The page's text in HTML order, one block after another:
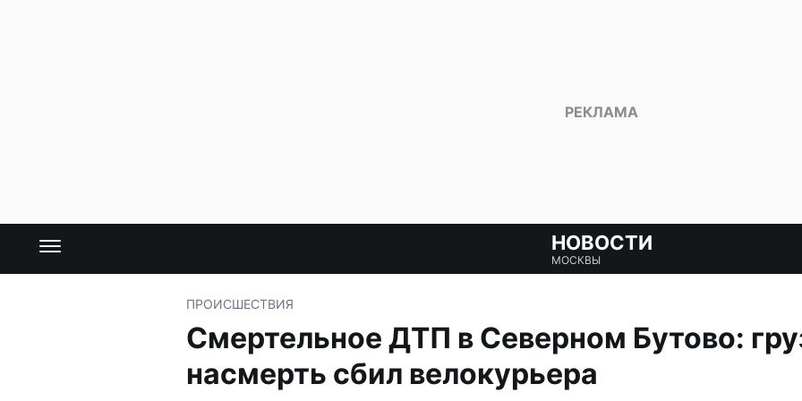
НОВОСТИ
МОСКВЫ
ПРОИСШЕСТВИЯ
Смертельное ДТП в Северном Бутово:
насмерть сбил велокурьера